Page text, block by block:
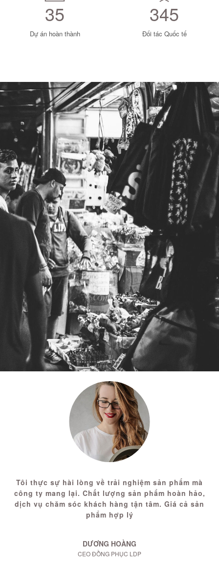
35
Dự án hoàn thành
345
Đối tác Quốc tế
Tôi thực sự hài lòng về trải nghiệm sản phẩm mà
công ty mang lại. Chất lượng sản phẩm hoàn hảo,
dịch vụ chăm sóc khách hàng tận tâm. Giá cả sản
phẩm hợp lý
DƯƠNG HOÀNG
CEO ĐỒNG PHỤC LDP